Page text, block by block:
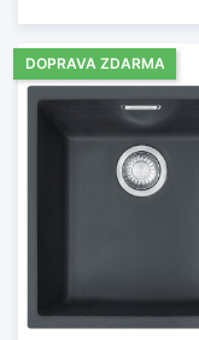
DOPRAVA ZDARMA